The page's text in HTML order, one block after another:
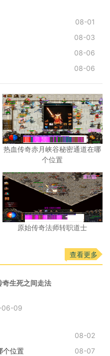
08-01
08-03
08-06
08-06
热血传奇赤月峡谷秘密通道在哪
个位置
原始传奇法师转职道士
查看更多
奇生死之间走法
06-09
08-02
个位置
08-07